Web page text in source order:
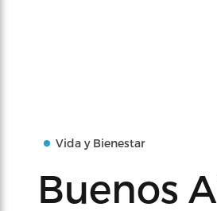
Vida y Bienestar
Buenos